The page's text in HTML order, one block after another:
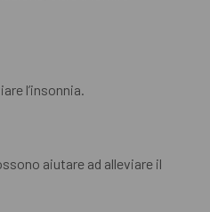
l’insonnia.
aiutare ad alleviare il